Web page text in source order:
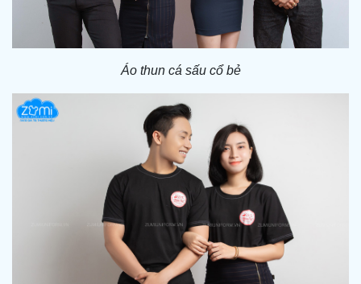
Áo thun cá sấu cổ bẻ